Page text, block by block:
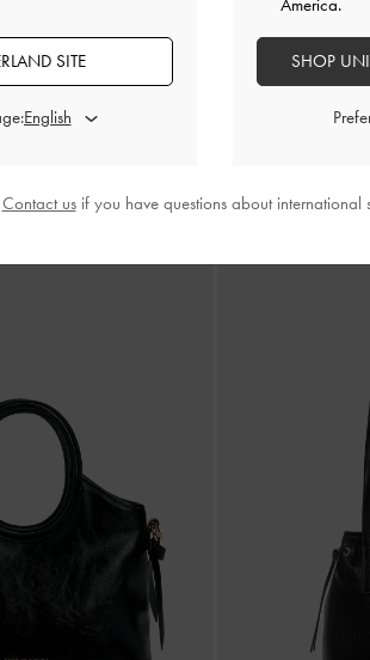
Tatiana Bowling-
SITE
America.
SHOP
Contact usif you have questions about international